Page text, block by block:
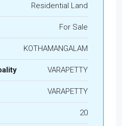
Residential Land
For Sale
KOTHAMANGALAM
VARAPETTY
VARAPETTY
20